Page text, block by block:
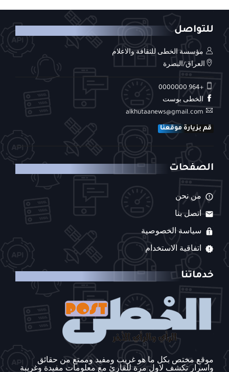
للتواصل
مؤسسة الخطى للثقافة والاعلام
العراق/البصرة
+964 0000000
الخطى بوست
alkhutaanews@gmail.com
قم بزيارة موقعنا
الصفحات
من نحن
اتصل بنا
سياسة الخصوصية
اتفاقية الاستخدام
خدماتنا
موقع مختص بكل ما هو غريب ومفيد وممتع من حقائق
واسرار تكشف لاول مرة للقارئ مع معلومات مفيدة وغريبة